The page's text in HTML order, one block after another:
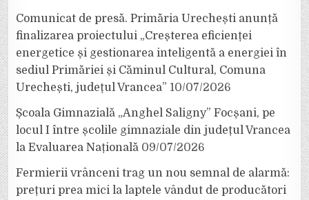
Comunicat de presă. Primăria Urechești anunță
finalizarea proiectului „Creșterea eficienței
energetice și gestionarea inteligentă a energiei în
sediul Primăriei și Căminul Cultural, Comuna
Urechești, județul Vrancea” 10/07/2026
Școala Gimnazială „Anghel Saligny” Focșani, pe
locul I între școlile gimnaziale din județul Vrancea
la Evaluarea Națională 09/07/2026
Fermierii vrânceni trag un nou semnal de alarmă:
prețuri prea mici la laptele vândut de producători